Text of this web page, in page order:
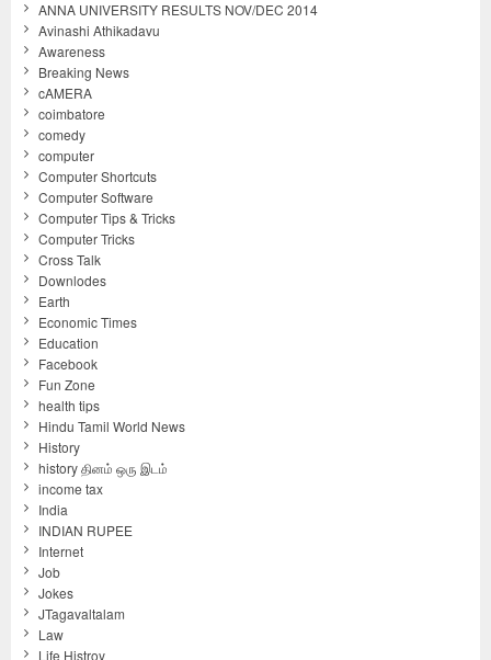
ANNA UNIVERSITY RESULTS NOV/DEC 2014
Avinashi Athikadavu
Awareness
Breaking News
cAMERA
coimbatore
comedy
computer
Computer Shortcuts
Computer Software
Computer Tips & Tricks
Computer Tricks
Cross Talk
Downlodes
Earth
Economic Times
Education
Facebook
Fun Zone
health tips
Hindu Tamil World News
History
history தினம் ஒரு இடம்
income tax
India
INDIAN RUPEE
Internet
Job
Jokes
JTagavaltalam
Law
Life Histroy